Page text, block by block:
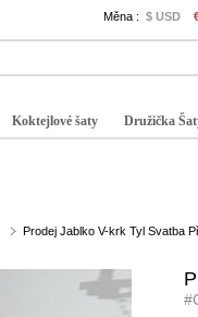
Měna : $ USD
Koktejlové šaty Družička
Prodej Jablko V-krk Tyl Svatba